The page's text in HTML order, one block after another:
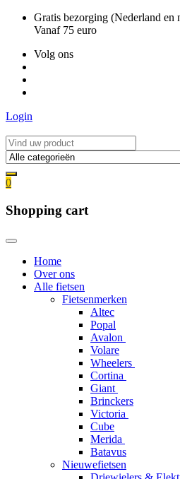
inhoud
Gratis bezorging (Nederland en
Vanaf 75 euro
Volg ons
Login
0
Shopping cart
Home
Over ons
Alle fietsen
Fietsenmerken
Altec
Popal
Avalon
Volare
Wheelers
Cortina
Giant
Brinckers
Victoria
Cube
Merida
Batavus
Nieuwefietsen